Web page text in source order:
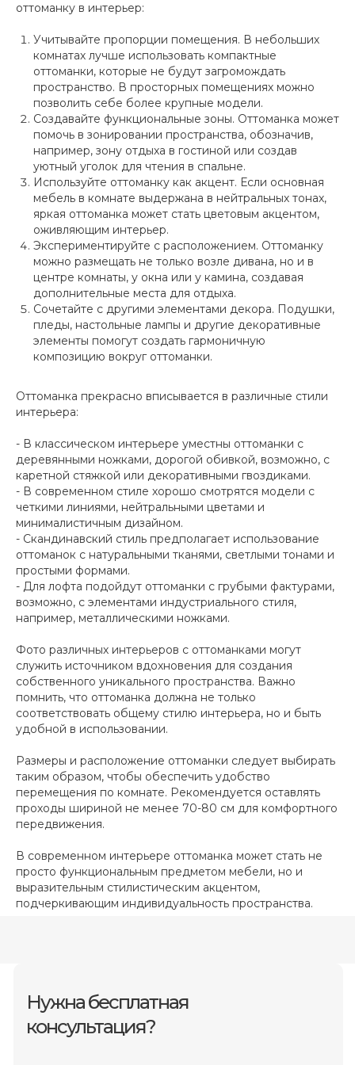
оттоманку в интерьер:
Учитывайте пропорции помещения. В небольших
комнатах лучше использовать компактные
оттоманки, которые не будут загромождать
пространство. В просторных помещениях можно
позволить себе более крупные модели.
Создавайте функциональные зоны. Оттоманка может
помочь в зонировании пространства, обозначив,
например, зону отдыха в гостиной или создав
уютный уголок для чтения в спальне.
Используйте оттоманку как акцент. Если основная
мебель в комнате выдержана в нейтральных тонах,
яркая оттоманка может стать цветовым акцентом,
оживляющим интерьер.
Экспериментируйте с расположением. Оттоманку
можно размещать не только возле дивана, но и в
центре комнаты, у окна или у камина, создавая
дополнительные места для отдыха.
Сочетайте с другими элементами декора. Подушки,
пледы, настольные лампы и другие декоративные
элементы помогут создать гармоничную
композицию вокруг оттоманки.
Оттоманка прекрасно вписывается в различные стили
интерьера:
- В классическом интерьере уместны оттоманки с
деревянными ножками, дорогой обивкой, возможно, с
каретной стяжкой или декоративными гвоздиками.
- В современном стиле хорошо смотрятся модели с
четкими линиями, нейтральными цветами и
минималистичным дизайном.
- Скандинавский стиль предполагает использование
оттоманок с натуральными тканями, светлыми тонами и
простыми формами.
- Для лофта подойдут оттоманки с грубыми фактурами,
возможно, с элементами индустриального стиля,
например, металлическими ножками.
Фото различных интерьеров с оттоманками могут
служить источником вдохновения для создания
собственного уникального пространства. Важно
помнить, что оттоманка должна не только
соответствовать общему стилю интерьера, но и быть
удобной в использовании.
Размеры и расположение оттоманки следует выбирать
таким образом, чтобы обеспечить удобство
перемещения по комнате. Рекомендуется оставлять
проходы шириной не менее 70-80 см для комфортного
передвижения.
В современном интерьере оттоманка может стать не
просто функциональным предметом мебели, но и
выразительным стилистическим акцентом,
подчеркивающим индивидуальность пространства.
Нужна бесплатная
консультация?